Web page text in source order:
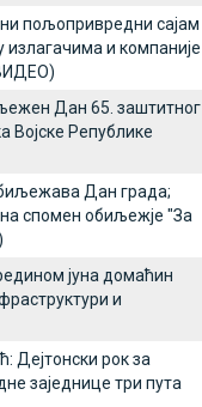
пољопривредни сајам
и компаније
Дан 65. заштитног
Војске Републике
Дан града;
спомен обиљежје "За
јуна домаћин
и
Дејтонски рок за
заједнице три пута